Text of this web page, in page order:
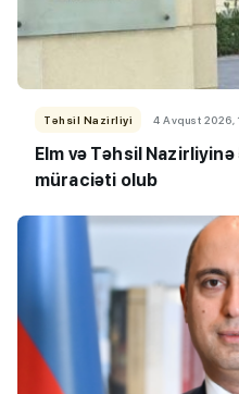
Təhsil Nazirliyi 4 Avqust 2026,
Elm və Təhsil
müraciəti olub